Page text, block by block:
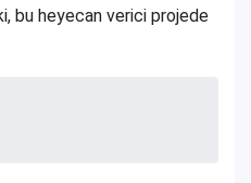
bu heyecan verici projede